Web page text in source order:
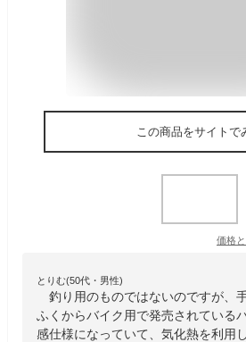
この商品をサイトで
価格
とりむ(50代・男性)
釣り用のものではないのですが、
ふくからバイク用で発売されている
感仕様になっていて、気化熱を利用